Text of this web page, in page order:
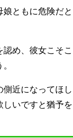
ともに危険だと
め、彼女こそこ
近になってほし
しいですと猶予を